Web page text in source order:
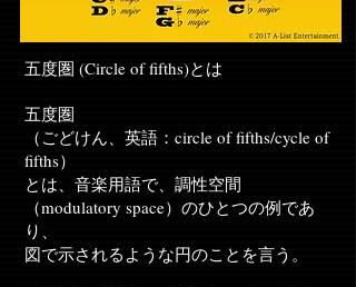
五度圏 (Circle of fifths)とは
五度圏
（ごどけん、英語：circle of fifths/cycle of
fifths）
とは、音楽用語で、調性空間
（modulatory space）のひとつの例であ
り、
図で示されるような円のことを言う。